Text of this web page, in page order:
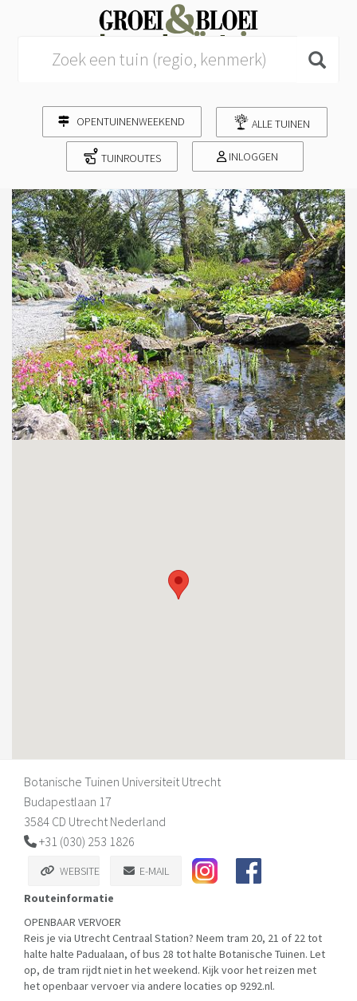
OPENTUINENWEEKEND ALLE TUINEN
TUINROUTES INLOGGEN
Botanische Tuinen Universiteit Utrecht
Budapestlaan 17
3584 CD Utrecht Nederland
+31 (030) 253 1826
WEBSITE
E-MAIL
Routeinformatie
OPENBAAR VERVOER
Reis je via Utrecht Centraal Station? Neem tram 20, 21 of 22 tot
halte halte Padualaan, of bus 28 tot halte Botanische Tuinen. Let
op, de tram rijdt niet in het weekend. Kijk voor het reizen met
het openbaar vervoer via andere locaties op 9292.nl.